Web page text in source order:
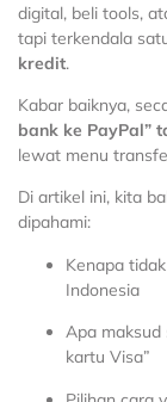
digital, beli tools,
tapi terkendala
kredit.
Kabar baiknya,
bank ke PayPal”
lewat menu
Di artikel ini, kita
dipahami:
Kenapa
Indonesia
Apa maksud
kartu Visa”